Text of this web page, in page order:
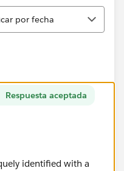
por fecha
Respuesta aceptada
identified with a